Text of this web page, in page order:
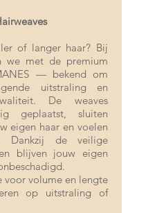
of langer haar? Bij
we met de premium
— bekend om
uitstraling en
De weaves
geplaatst, sluiten
eigen haar en voelen
Dankzij de veilige
blijven jouw eigen
voor volume en lengte
op uitstraling of